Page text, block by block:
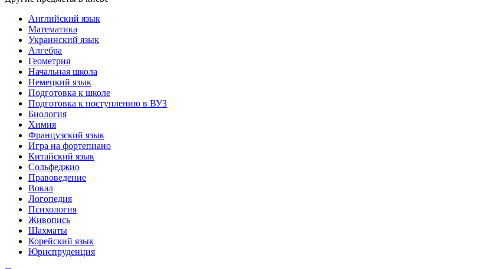
Английский язык
Математика
Украинский язык
Алгебра
Геометрия
Начальная школа
Немецкий язык
Подготовка к школе
Подготовка к поступлению в ВУЗ
Биология
Химия
Французский язык
Игра на фортепиано
Китайский язык
Сольфеджио
Правоведение
Вокал
Логопедия
Психология
Живопись
Шахматы
Корейский язык
Юриспруденция